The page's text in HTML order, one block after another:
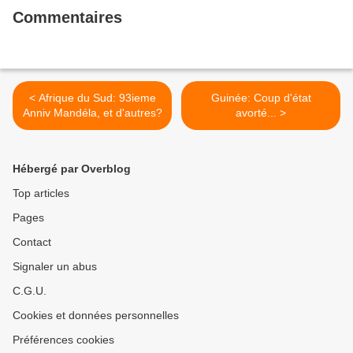
Commentaires
< Afrique du Sud: 93ieme
Anniv Mandéla, et d'autres?
Guinée: Coup d'état
avorté... >
Hébergé par Overblog
Top articles
Pages
Contact
Signaler un abus
C.G.U.
Cookies et données personnelles
Préférences cookies